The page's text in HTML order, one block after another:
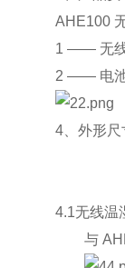
AHE100
1 —— 无
2 —— 电
4、外形尺
4.1无线温
与